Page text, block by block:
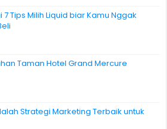
7 Tips Milih Liquid biar Kamu Nggak
Taman Hotel Grand Mercure
Strategi Marketing Terbaik untuk